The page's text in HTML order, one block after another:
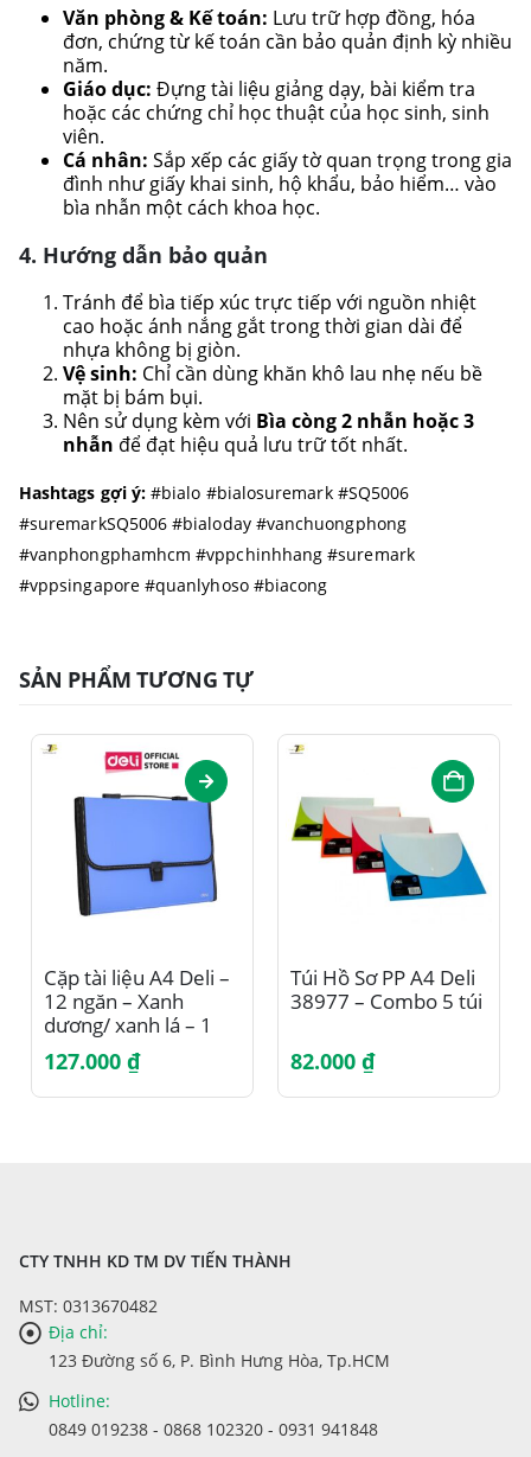
Văn phòng & Kế toán: Lưu trữ hợp đồng, hóa
đơn, chứng từ kế toán cần bảo quản định kỳ nhiều
năm.
Giáo dục: Đựng tài liệu giảng dạy, bài kiểm tra
hoặc các chứng chỉ học thuật của học sinh, sinh
viên.
Cá nhân: Sắp xếp các giấy tờ quan trọng trong gia
đình như giấy khai sinh, hộ khẩu, bảo hiểm… vào
bìa nhẫn một cách khoa học.
4. Hướng dẫn bảo quản
Tránh để bìa tiếp xúc trực tiếp với nguồn nhiệt
cao hoặc ánh nắng gắt trong thời gian dài để
nhựa không bị giòn.
Vệ sinh: Chỉ cần dùng khăn khô lau nhẹ nếu bề
mặt bị bám bụi.
Nên sử dụng kèm với Bìa còng 2 nhẫn hoặc 3
nhẫn để đạt hiệu quả lưu trữ tốt nhất.
Hashtags gợi ý: #bialo #bialosuremark #SQ5006
#suremarkSQ5006 #bialoday #vanchuongphong
#vanphongphamhcm #vppchinhhang #suremark
#vppsingapore #quanlyhoso #biacong
SẢN PHẨM TƯƠNG TỰ
Cặp tài liệu A4 Deli –
12 ngăn – Xanh
dương/ xanh lá – 1
cái – E5559
127.000 ₫
Túi Hồ Sơ PP A4 Deli
38977 – Combo 5 túi
82.000 ₫
CTY TNHH KD TM DV TIẾN THÀNH
MST: 0313670482
Địa chỉ:
123 Đường số 6, P. Bình Hưng Hòa, Tp.HCM
Hotline:
0849 019238 - 0868 102320 - 0931 941848